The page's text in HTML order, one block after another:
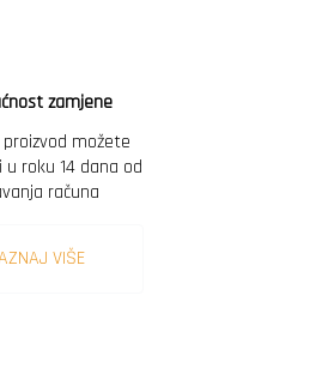
zamjene
proizvod možete
roku 14 dana od
računa
VIŠE